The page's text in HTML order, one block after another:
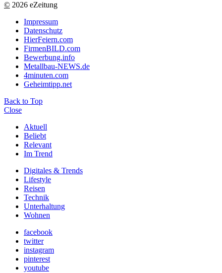
© 2026 eZeitung
Impressum
Datenschutz
HierFeiern.com
FirmenBILD.com
Bewerbung.info
Metallbau-NEWS.de
4minuten.com
Geheimtipp.net
Back to Top
Close
Aktuell
Beliebt
Relevant
Im Trend
Digitales & Trends
Lifestyle
Reisen
Technik
Unterhaltung
Wohnen
facebook
twitter
instagram
pinterest
youtube